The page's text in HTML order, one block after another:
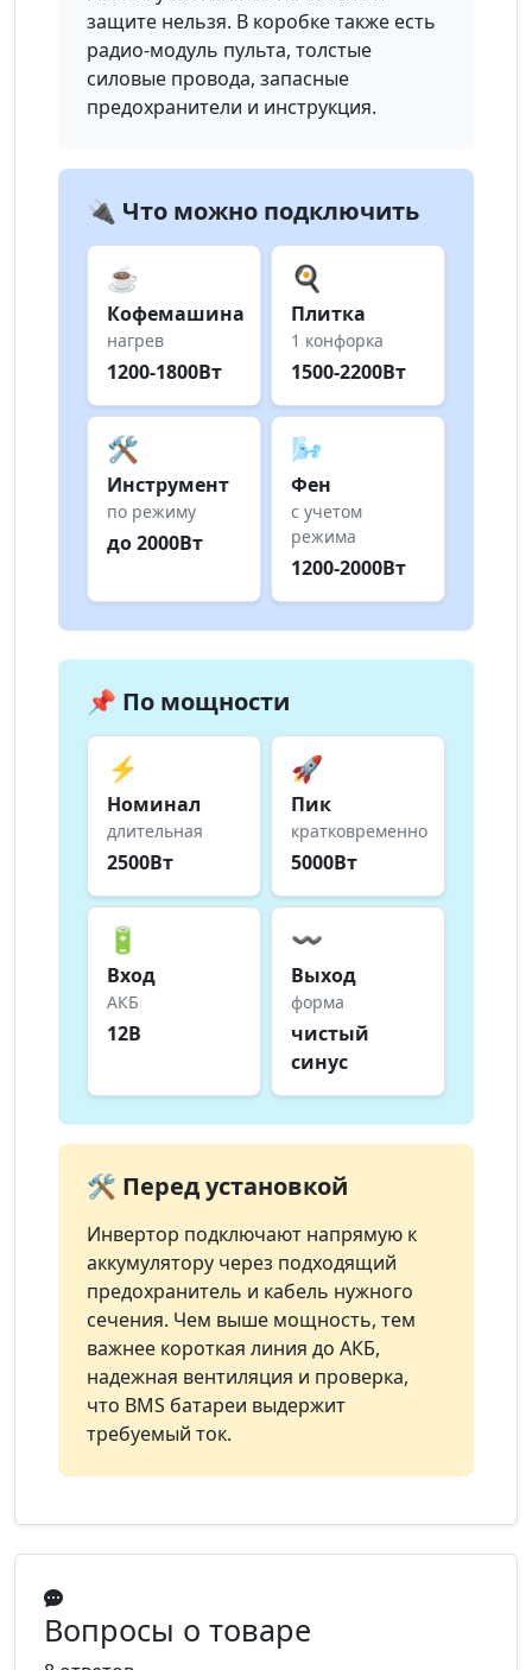
защите нельзя. В коробке также есть
радио-модуль пульта, толстые
силовые провода, запасные
предохранители и инструкция.
🔌 Что можно подключить
☕
Кофемашина
нагрев
1200-1800Вт
🍳
Плитка
1 конфорка
1500-2200Вт
🛠️
Инструмент
по режиму
до 2000Вт
🌬️
Фен
с учетом
режима
1200-2000Вт
📌 По мощности
⚡
Номинал
длительная
2500Вт
🚀
Пик
кратковременно
5000Вт
🔋
Вход
АКБ
12В
〰️
Выход
форма
чистый
синус
🛠️ Перед установкой
Инвертор подключают напрямую к
аккумулятору через подходящий
предохранитель и кабель нужного
сечения. Чем выше мощность, тем
важнее короткая линия до АКБ,
надежная вентиляция и проверка,
что BMS батареи выдержит
требуемый ток.
Вопросы о товаре